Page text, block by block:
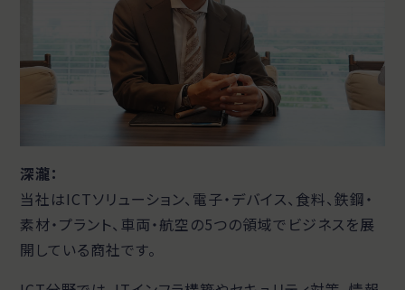
深瀧：
当社はICTソリューション、電子・デバイス、食料、鉄鋼・
素材・プラント、車両・航空の5つの領域でビジネスを展
開している商社です。